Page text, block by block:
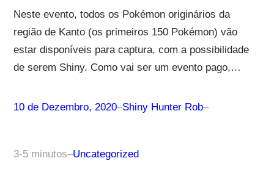
Neste evento, todos os Pokémon originários da
região de Kanto (os primeiros 150 Pokémon) vão
estar disponíveis para captura, com a possibilidade
de serem Shiny. Como vai ser um evento pago,…
10 de Dezembro, 2020–Shiny Hunter Rob–
3-5 minutos–Uncategorized